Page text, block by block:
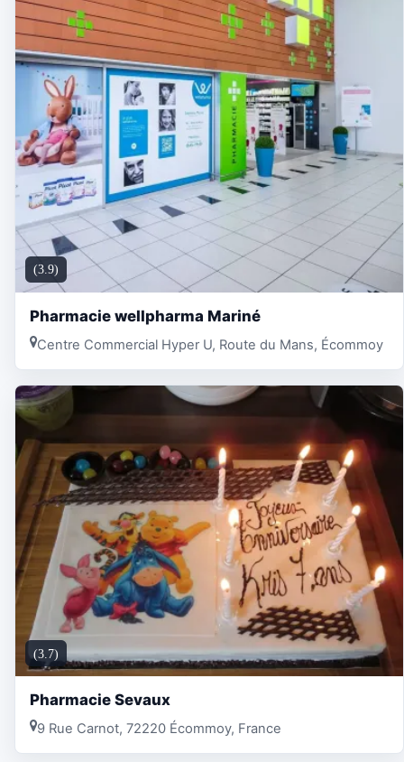
(3.9)
Pharmacie wellpharma Mariné
Centre Commercial Hyper U, Route du Mans, Écommoy
(3.7)
Pharmacie Sevaux
9 Rue Carnot, 72220 Écommoy, France